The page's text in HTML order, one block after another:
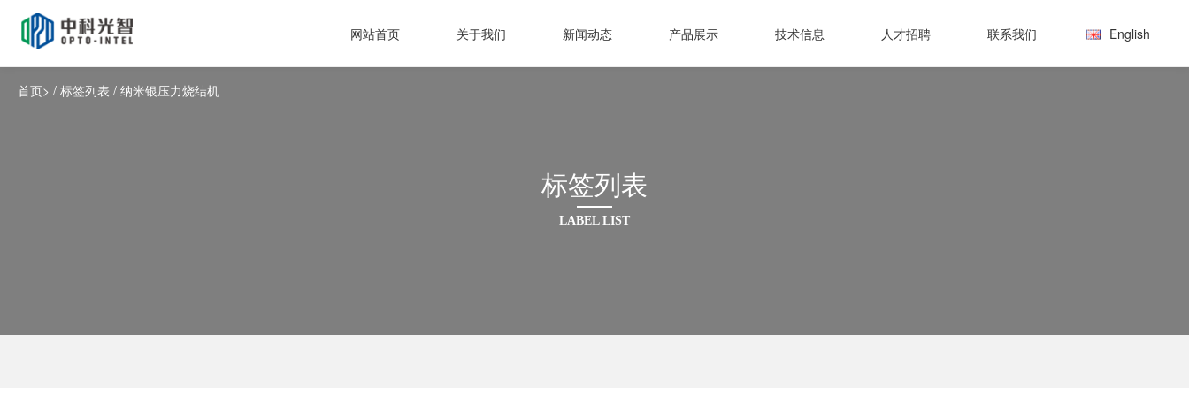
网站首页 关于我们 新闻动态 产品展示 技术信息 人才招聘 联系我们 English
首页> / 标签列表 / 纳米银压力烧结机
标签列表
LABEL LIST